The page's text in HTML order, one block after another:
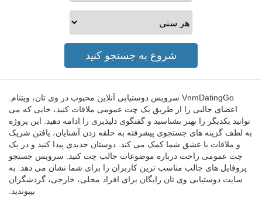
VnmDatingGo سرویس دوستیابی آنلاین محبوب در وی تان، ویتنام.
اعضای جالبی را از طریق یک چت عمومی ملاقات کنید، جایی که می
توانید یکدیگر را بهتر بشناسید و گفتگوی دلپذیری را ادامه دهید. این پروژه
به لطف گزینه های جستجوی پیشرفته به حلقه زدن آشنایان، یافتن شریک
و ملاقات با عشق شما کمک می کند. دوستان جدیدی پیدا کنید و در یک
چت عمومی راحت درباره موضوعات جالب چت کنید. سرویس جستجو
پروفایل های جالب مناسب ترین کاربران را برای شما نشان می دهد. به
سایت دوستیابی وی تان رایگان برای افراد محلی، خارجی، گردشگران
بپیوندید.